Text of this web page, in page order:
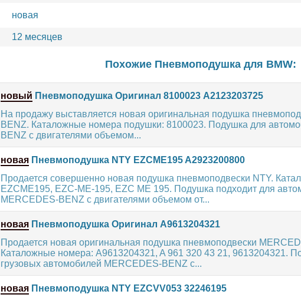
новая
12 месяцев
Похожие Пневмоподушка для BMW:
новый Пневмоподушка Оригинал 8100023 A2123203725
На продажу выставляется новая оригинальная подушка
BENZ. Каталожные номера подушки: 8100023. Подушка для
BENZ с двигателями объемом...
новая Пневмоподушка NTY EZCME195 A2923200800
Продается совершенно новая подушка пневмоподвески NTY.
EZCME195, EZC-ME-195, EZC ME 195. Подушка подходит для
MERCEDES-BENZ с двигателями объемом от...
новая Пневмоподушка Оригинал A9613204321
Продается новая оригинальная подушка пневмоподвески
Каталожные номера: A9613204321, A 961 320 43 21, 9613204321.
грузовых автомобилей MERCEDES-BENZ с...
новая Пневмоподушка NTY EZCVV053 32246195